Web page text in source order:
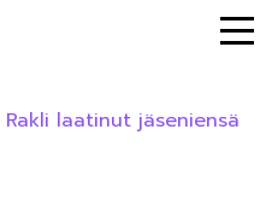
Rakli laatinut jäseniensä